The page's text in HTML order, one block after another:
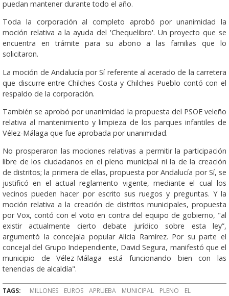
puedan mantener durante todo el año.
Toda la corporación al completo aprobó por unanimidad la
moción relativa a la ayuda del 'Chequelibro'. Un proyecto que se
encuentra en trámite para su abono a las familias que lo
solicitaron.
La moción de Andalucía por Sí referente al acerado de la carretera
que discurre entre Chilches Costa y Chilches Pueblo contó con el
respaldo de la corporación.
También se aprobó por unanimidad la propuesta del PSOE veleño
relativa al mantenimiento y limpieza de los parques infantiles de
Vélez-Málaga que fue aprobada por unanimidad.
No prosperaron las mociones relativas a permitir la participación
libre de los ciudadanos en el pleno municipal ni la de la creación
de distritos; la primera de ellas, propuesta por Andalucía por Sí, se
justificó en el actual reglamento vigente, mediante el cual los
vecinos pueden hacer por escrito sus ruegos y preguntas. Y la
moción relativa a la creación de distritos municipales, propuesta
por Vox, contó con el voto en contra del equipo de gobierno, "al
existir actualmente cierto debate jurídico sobre esta ley”,
argumentó la concejala popular Alicia Ramírez. Por su parte el
concejal del Grupo Independiente, David Segura, manifestó que el
municipio de Vélez-Málaga está funcionando bien con las
tenencias de alcaldía".
TAGS: MILLONES EUROS APRUEBA MUNICIPAL PLENO EL